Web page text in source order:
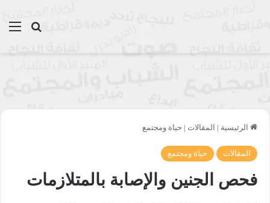
بحث
الرئيسية | المقالات | حياة ومجتمع
المقالات حياة ومجتمع
فحص الجنين والإصابة بالمتلازمات